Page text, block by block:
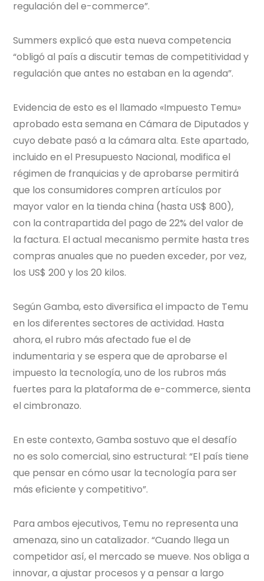
regulación del e-commerce”.
Summers explicó que esta nueva competencia
“obligó al país a discutir temas de competitividad y
regulación que antes no estaban en la agenda”.
Evidencia de esto es el llamado «Impuesto Temu»
aprobado esta semana en Cámara de Diputados y
cuyo debate pasó a la cámara alta. Este apartado,
incluido en el Presupuesto Nacional, modifica el
régimen de franquicias y de aprobarse permitirá
que los consumidores compren artículos por
mayor valor en la tienda china (hasta US$ 800),
con la contrapartida del pago de 22% del valor de
la factura. El actual mecanismo permite hasta tres
compras anuales que no pueden exceder, por vez,
los US$ 200 y los 20 kilos.
Según Gamba, esto diversifica el impacto de Temu
en los diferentes sectores de actividad. Hasta
ahora, el rubro más afectado fue el de
indumentaria y se espera que de aprobarse el
impuesto la tecnología, uno de los rubros más
fuertes para la plataforma de e-commerce, sienta
el cimbronazo.
En este contexto, Gamba sostuvo que el desafío
no es solo comercial, sino estructural: “El país tiene
que pensar en cómo usar la tecnología para ser
más eficiente y competitivo”.
Para ambos ejecutivos, Temu no representa una
amenaza, sino un catalizador. “Cuando llega un
competidor así, el mercado se mueve. Nos obliga a
innovar, a ajustar procesos y a pensar a largo